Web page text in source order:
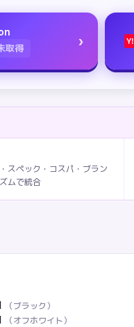
取得 › Y!
スペック・コスパ・ブラン
ムで統合
（ブラック）
（オフホワイト）